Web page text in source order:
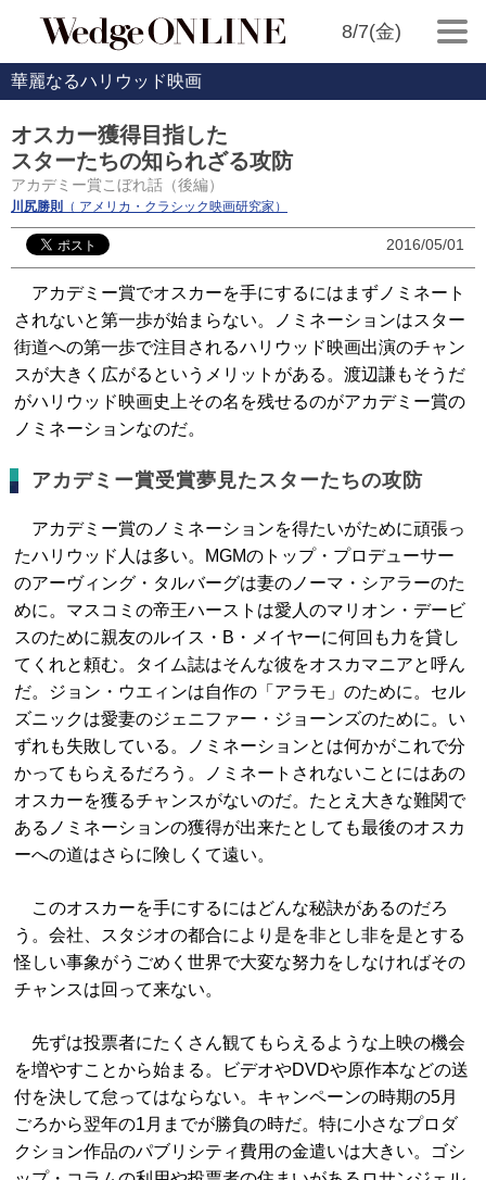
8/7(金)
華麗なるハリウッド映画
オスカー獲得目指した
スターたちの知られざる攻防
アカデミー賞こぼれ話（後編）
川尻勝則 （ アメリカ・クラシック映画研究家）
2016/05/01
アカデミー賞でオスカーを手にするにはまずノミネート
されないと第一歩が始まらない。ノミネーションはスター
街道への第一歩で注目されるハリウッド映画出演のチャン
スが大きく広がるというメリットがある。渡辺謙もそうだ
がハリウッド映画史上その名を残せるのがアカデミー賞の
ノミネーションなのだ。
アカデミー賞受賞夢見たスターたちの攻防
アカデミー賞のノミネーションを得たいがために頑張っ
たハリウッド人は多い。MGMのトップ・プロデューサー
のアーヴィング・タルバーグは妻のノーマ・シアラーのた
めに。マスコミの帝王ハーストは愛人のマリオン・デービ
スのために親友のルイス・B・メイヤーに何回も力を貸し
てくれと頼む。タイム誌はそんな彼をオスカマニアと呼ん
だ。ジョン・ウエィンは自作の「アラモ」のために。セル
ズニックは愛妻のジェニファー・ジョーンズのために。い
ずれも失敗している。ノミネーションとは何かがこれで分
かってもらえるだろう。ノミネートされないことにはあの
オスカーを獲るチャンスがないのだ。たとえ大きな難関で
あるノミネーションの獲得が出来たとしても最後のオスカ
ーへの道はさらに険しくて遠い。
このオスカーを手にするにはどんな秘訣があるのだろ
う。会社、スタジオの都合により是を非とし非を是とする
怪しい事象がうごめく世界で大変な努力をしなければその
チャンスは回って来ない。
先ずは投票者にたくさん観てもらえるような上映の機会
を増やすことから始まる。ビデオやDVDや原作本などの送
付を決して怠ってはならない。キャンペーンの時期の5月
ごろから翌年の1月までが勝負の時だ。特に小さなプロダ
クション作品のパブリシティ費用の金遣いは大きい。ゴシ